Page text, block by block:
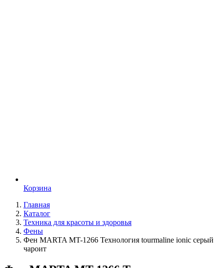
Корзина
Главная
Каталог
Техника для красоты и здоровья
Фены
Фен MARTA MT-1266 Технология tourmaline ionic серый
чароит